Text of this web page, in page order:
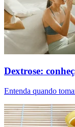
Dextrose:
Entenda quando